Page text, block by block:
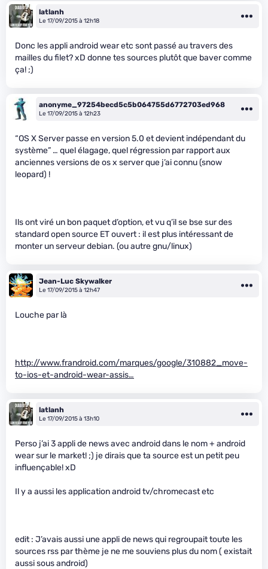
latlanh
Le 17/09/2015 à 12h18
Donc les appli android wear etc sont passé au travers des
mailles du filet? xD donne tes sources plutôt que baver comme
ça! ;)
anonyme_97254becd5c5b064755d6772703ed968
Le 17/09/2015 à 12h23
“OS X Server passe en version 5.0 et devient indépendant du
système” … quel élagage, quel régression par rapport aux
anciennes versions de os x server que j’ai connu (snow
leopard) !
Ils ont viré un bon paquet d’option, et vu q’il se bse sur des
standard open source ET ouvert : il est plus intéressant de
monter un serveur debian. (ou autre gnu/linux)
Jean-Luc Skywalker
Le 17/09/2015 à 12h47
Louche par là
http://www.frandroid.com/marques/google/310882_move-
to-ios-et-android-wear-assis…
latlanh
Le 17/09/2015 à 13h10
Perso j’ai 3 appli de news avec android dans le nom + android
wear sur le market! ;) je dirais que ta source est un petit peu
influençable! xD
Il y a aussi les application android tv/chromecast etc
edit : J’avais aussi une appli de news qui regroupait toute les
sources rss par thème je ne me souviens plus du nom ( existait
aussi sous android)